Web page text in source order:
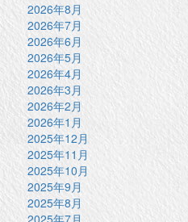
2026年8月
2026年7月
2026年6月
2026年5月
2026年4月
2026年3月
2026年2月
2026年1月
2025年12月
2025年11月
2025年10月
2025年9月
2025年8月